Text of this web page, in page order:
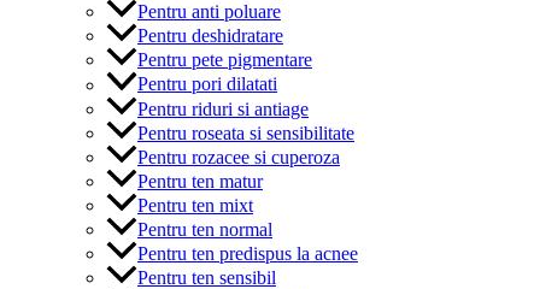
Pentru anti poluare
Pentru deshidratare
Pentru pete pigmentare
Pentru pori dilatati
Pentru riduri si antiage
Pentru roseata si sensibilitate
Pentru rozacee si cuperoza
Pentru ten matur
Pentru ten mixt
Pentru ten normal
Pentru ten predispus la acnee
Pentru ten sensibil